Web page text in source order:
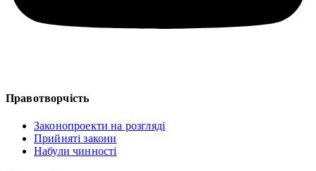
Правотворчість
Законопроекти на розгляді
Прийняті закони
Набули чинності